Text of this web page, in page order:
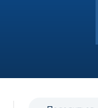
ВЫЗВАТЬ